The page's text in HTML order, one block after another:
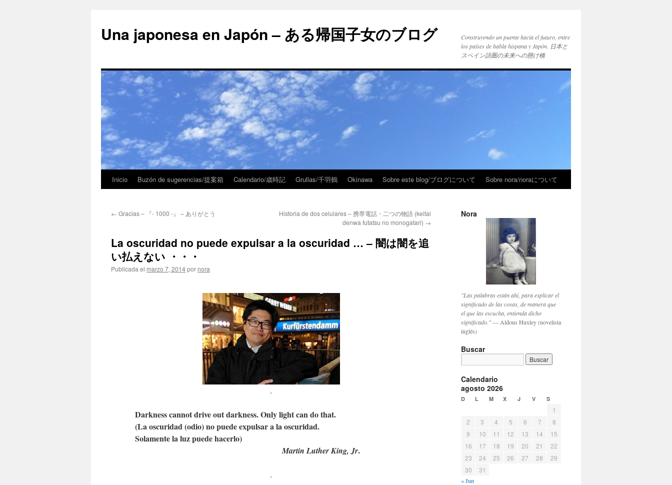
Una japonesa en Japón – ある帰国子女のブログ
Construyendo un puente hacia el futuro, entre
los países de habla hispana y Japón. 日本と
スペイン語圏の未来への懸け橋
Inicio Buzón de sugerencias/提案箱 Calendario/歳時記 Grullas/千羽鶴 Okinawa Sobre este blog/ブログについて Sobre nora/noraについて
← Gracias – 『- 1000 -』 – ありがとう
Historia de dos celulares – 携帯電話・二つの物語 (keitai
denwa futatsu no monogatari) →
La oscuridad no puede expulsar a la oscuridad … – 闇は闇を追
い払えない ・・・
Publicada el marzo 7, 2014por nora
.
Darkness cannot drive out darkness. Only light can do that.
(La oscuridad (odio) no puede expulsar a la oscuridad.
Solamente la luz puede hacerlo)
Martin Luther King, Jr.
.
Nora
"Las palabras están ahí, para explicar el
significado de las cosas, de manera que
el que las escucha, entienda dicho
significado."— Aldous Huxley (novelista
inglés)
Buscar
Calendario
agosto 2026
D L M X J V S
1
2
3 4 5 6 7
8
9
10 11 12 13 14
15
16
17 18 19 20 21
22
23
24 25 26 27 28
29
30
31
« Jun